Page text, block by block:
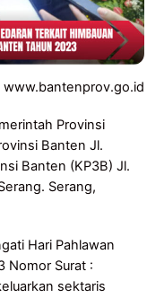
www.bantenprov.go.id
Provinsi
Banten Jl.
Banten (KP3B) Jl.
Serang,
Hari Pahlawan
Nomor Surat :
sektaris